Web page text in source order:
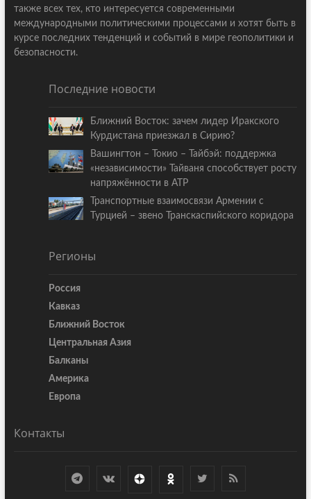
также всех тех, кто интересуется современными
международными политическими процессами и хотят быть в
курсе последних тенденций и событий в мире геополитики и
безопасности.
Последние новости
Ближний Восток: зачем лидер Иракского
Курдистана приезжал в Сирию?
Вашингтон – Токио – Тайбэй: поддержка
«независимости» Тайваня способствует росту
напряжённости в АТР
Транспортные взаимосвязи Армении с
Турцией – звено Транскаспийского коридора
Регионы
Россия
Кавказ
Ближний Восток
Центральная Азия
Балканы
Америка
Европа
Контакты